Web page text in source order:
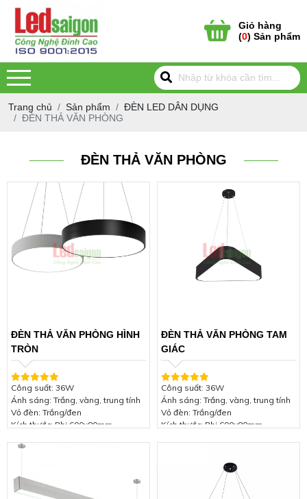
Giỏ hàng
(0) Sản phẩm
Trang chủ Sản phẩm
ĐÈN LED DÂN DỤNG
ĐÈN THẢ VĂN PHÒNG
ĐÈN THẢ VĂN PHÒNG
ĐÈN THẢ VĂN PHÒNG HÌNH
TRÒN
Công suất: 36W
Ánh sáng: Trắng, vàng, trung tính
Vỏ đèn: Trắng/đen
Kích thước: Phi 600x80mm
Hệ số công suất: ≥ 0.97
Quang thông: ≥ 3200 Lm
Cấp bảo vệ: IP44
ĐÈN THẢ VĂN PHÒNG TAM
GIÁC
Công suất: 36W
Ánh sáng: Trắng, vàng, trung tính
Vỏ đèn: Trắng/đen
Kích thước: Phi 600x80mm
Chip LED: SMD 2835
Quang thông: ≥ 3200 Lm
Cấp bảo vệ: IP44